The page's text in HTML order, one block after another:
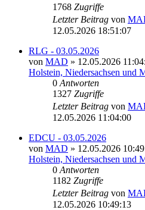
1768 Zugriffe
Letzter Beitrag von
12.05.2026 18:51:07
RLG - 03.05.2026
von MAD » 12.05.2026
Holstein, Niedersachsen und
0 Antworten
1327 Zugriffe
Letzter Beitrag von
12.05.2026 11:04:00
EDCU - 03.05.2026
von MAD » 12.05.2026
Holstein, Niedersachsen und
0 Antworten
1182 Zugriffe
Letzter Beitrag von
12.05.2026 10:49:13